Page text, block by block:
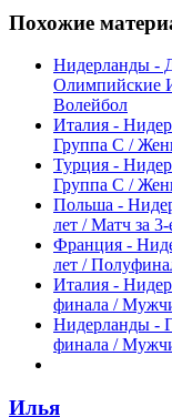
Похожие
Нидерланды -
Олимпийские
Волейбол
Италия -
Группа C /
Турция -
Группа C /
Польша -
лет / Матч за
Франция -
лет /
Италия -
финала /
Нидерланды -
финала /
Илья